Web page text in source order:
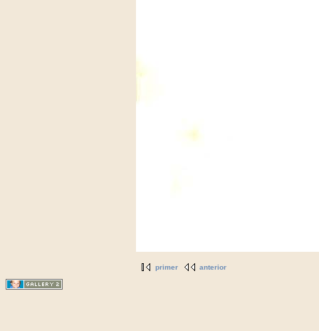
primer anterior